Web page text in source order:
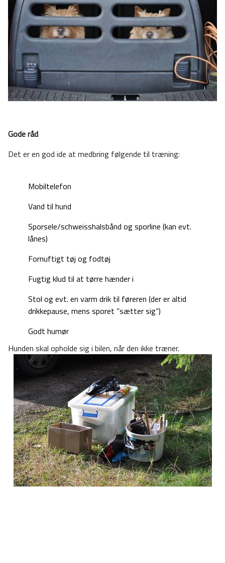
Gode råd
Det er en god ide at medbring følgende til træning:
Mobiltelefon
Vand til hund
Sporsele/schweisshalsbånd og sporline (kan evt.
lånes)
Fornuftigt tøj og fodtøj
Fugtig klud til at tørre hænder i
Stol og evt. en varm drik til føreren (der er altid
drikkepause, mens sporet ”sætter sig”)
Godt humør
Hunden skal opholde sig i bilen, når den ikke træner.